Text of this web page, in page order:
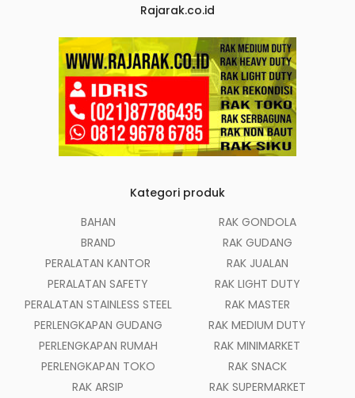
Rajarak.co.id
Kategori produk
BAHAN
BRAND
PERALATAN KANTOR
PERALATAN SAFETY
PERALATAN STAINLESS STEEL
PERLENGKAPAN GUDANG
PERLENGKAPAN RUMAH
PERLENGKAPAN TOKO
RAK ARSIP
RAK GONDOLA
RAK GUDANG
RAK JUALAN
RAK LIGHT DUTY
RAK MASTER
RAK MEDIUM DUTY
RAK MINIMARKET
RAK SNACK
RAK SUPERMARKET